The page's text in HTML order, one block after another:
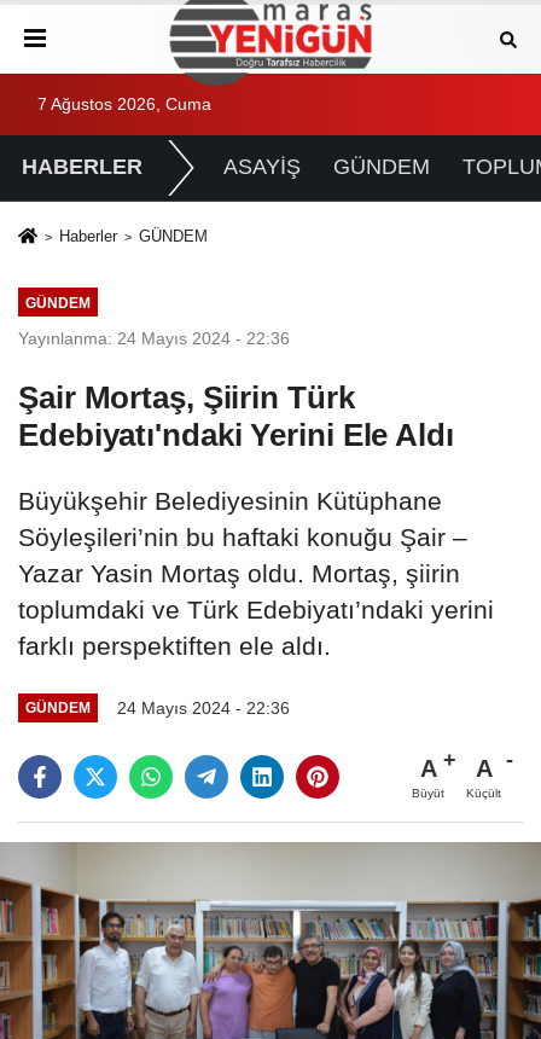
7 Ağustos 2026, Cuma
HABERLER ASAYİŞ GÜNDEM
Haberler GÜNDEM
GÜNDEM
Yayınlanma: 24 Mayıs 2024 - 22:36
Şair Mortaş, Şiirin Türk
Edebiyatı'ndaki Yerini Ele Aldı
Büyükşehir Belediyesinin Kütüphane
Söyleşileri’nin bu haftaki konuğu Şair –
Yazar Yasin Mortaş oldu. Mortaş, şiirin
toplumdaki ve Türk Edebiyatı’ndaki yerini
farklı perspektiften ele aldı.
GÜNDEM 24 Mayıs 2024 - 22:36
A
Büyüt
A
Küçült